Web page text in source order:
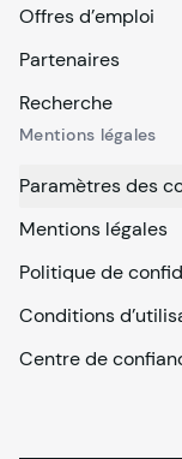
Offres d’emploi
Partenaires
Recherche
Mentions légales
Paramètres des
Mentions légales
Politique de
Conditions
Centre de